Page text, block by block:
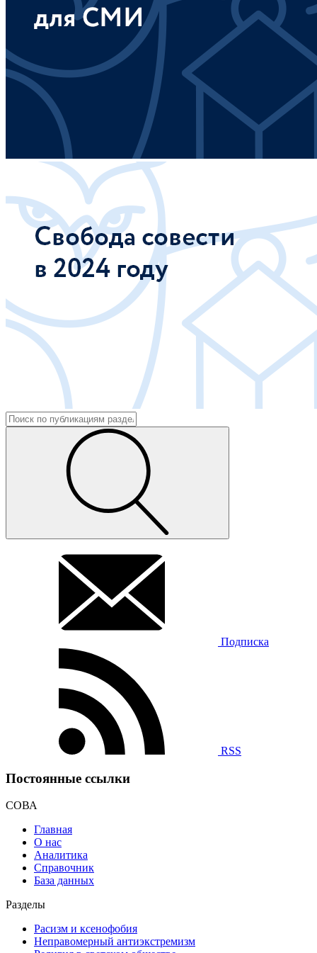
Подписка
RSS
Постоянные ссылки
СОВА
Главная
О нас
Аналитика
Справочник
База данных
Разделы
Расизм и ксенофобия
Неправомерный антиэкстремизм